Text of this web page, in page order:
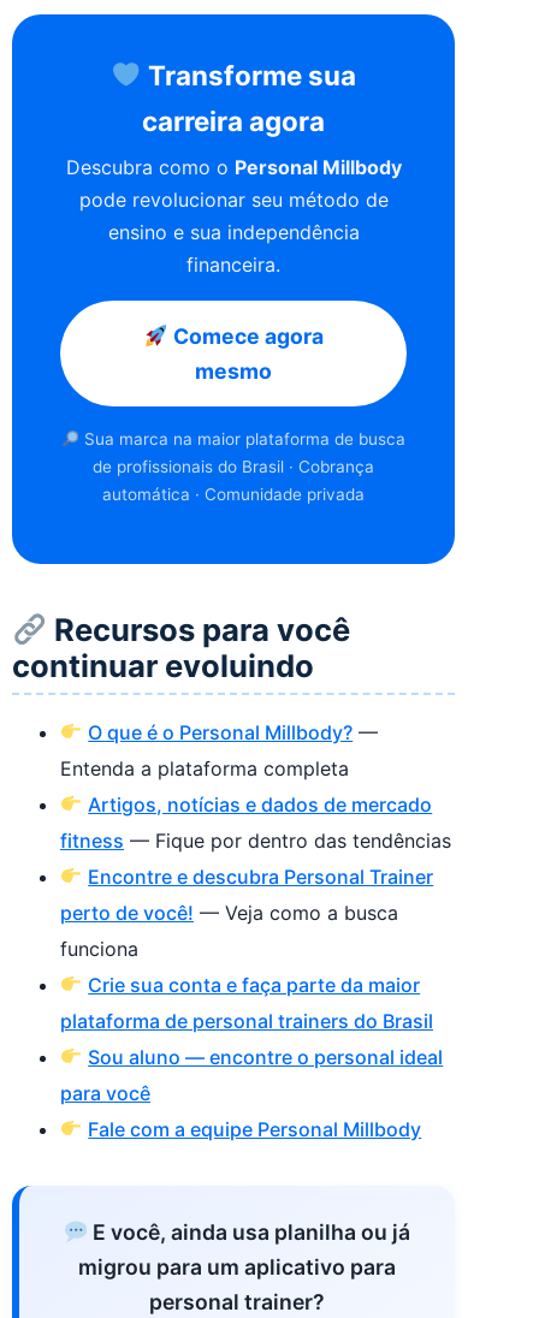
Transforme sua
carreira agora
Descubra como o Personal Millbody
pode revolucionar seu método de
ensino e sua independência
financeira.
Comece agora
mesmo
Sua marca na maior plataforma de busca
de profissionais do Brasil · Cobrança
automática · Comunidade privada
Recursos para você
continuar evoluindo
O que é o Personal Millbody? —
Entenda a plataforma completa
Artigos, notícias e dados de mercado
fitness — Fique por dentro das tendências
Encontre e descubra Personal Trainer
perto de você! — Veja como a busca
funciona
Crie sua conta e faça parte da maior
plataforma de personal trainers do Brasil
Sou aluno — encontre o personal ideal
para você
Fale com a equipe Personal Millbody
E você, ainda usa planilha ou já
migrou para um aplicativo para
personal trainer?